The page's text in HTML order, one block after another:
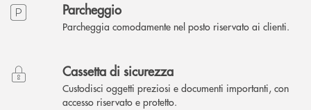
Parcheggio
Parcheggia comodamente nel posto riservato ai clienti.
Cassetta di sicurezza
Custodisci oggetti preziosi e documenti importanti, con
accesso riservato e protetto.